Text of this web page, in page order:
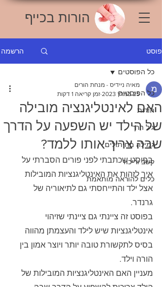
הורות בכייף
פוסט הרשמה
כל הפוסטים
הורות
גיל הרך
גמילה מחיתולים
קשב וריכוז
כלים להוראה מותאמת
כל הפוסטים
האם לאינטליגנציה מובילה
של הילד יש השפעה על הדרך
שבה צריך אותו ללמד?
מאיה ניידיס - מנחת הורים
25 במרץ 2023
זמן קריאה 1 דקות
בפוסט שכתבתי לפני פורים הסברתי על
איך לזהות את האינטליגנציות המובילות
אצל ילד והתייחסתי גם לתיאוריה של
גרנדר.
בפוסט זה ציינתי גם ציינתי שזיהוי
אינטליגנציות שיש לילד והעצמתן מהווה
בסיס לתקשורת טובה יותר ויוצר אמון בין
הורה וילד.
מעניין האם האינטליגנציות המובילות של